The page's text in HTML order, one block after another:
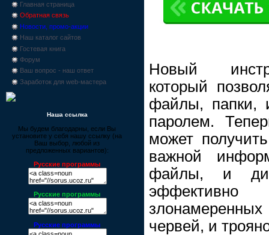
Главная страница
Обратная связь
Новости, промо-акции
Наш каталог сайтов
Гостевая книга
Форум
Ваш вопрос - наш ответ
Заработок для web-мастера
Наша ссылка
Мы будем благодарны, если Вы
установите у себя нашу ссылку (на
Ваш выбор, любой из
предложенных вариантов):
Русские программы
Русские программы
Русские программы
Новый
который
файлы, папки,
паролем.
может
важной
файлы, и
червей, и